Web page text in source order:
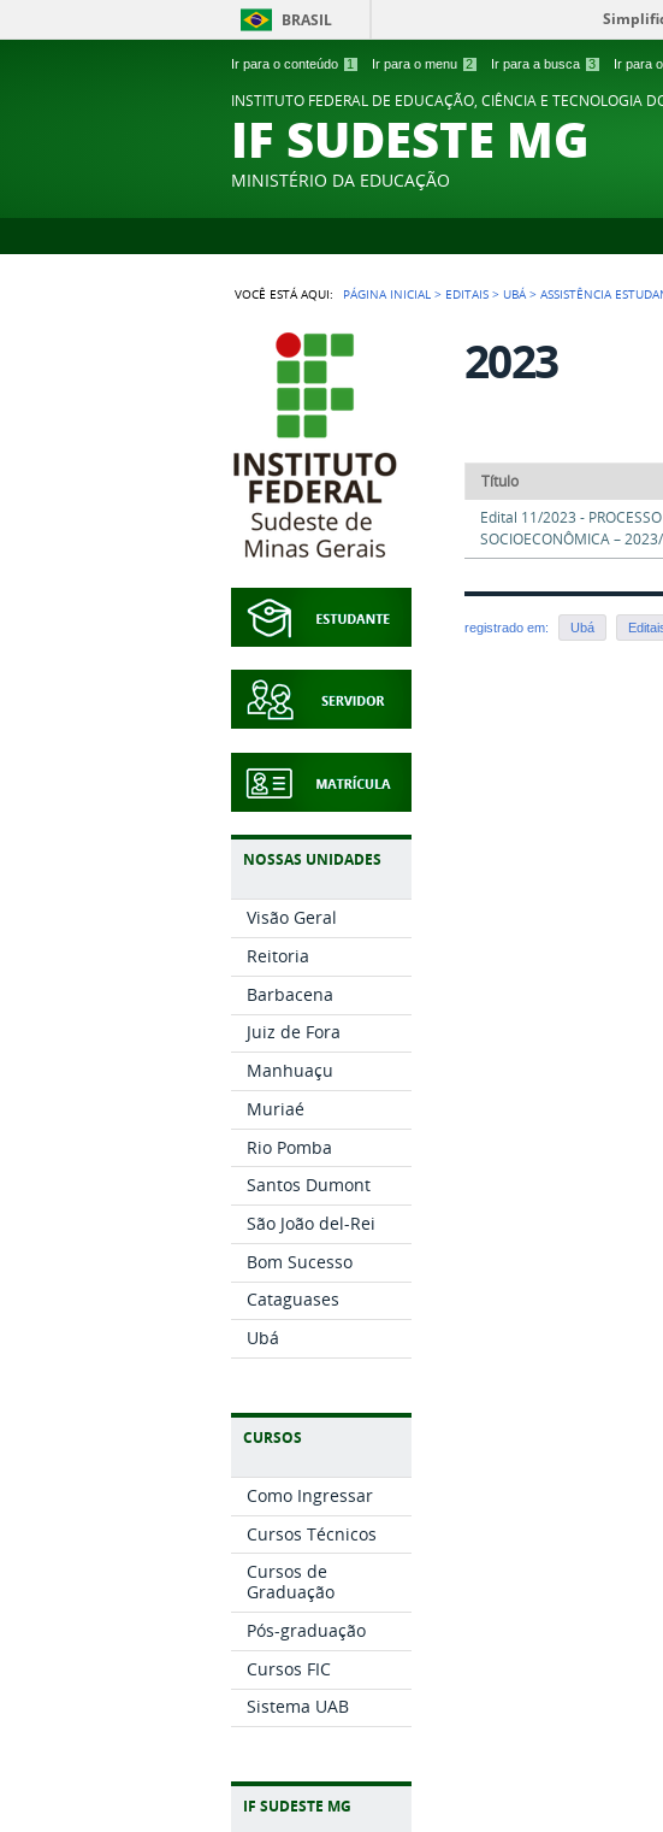
Ir para o conteúdo 1 Ir para o menu 2 Ir para a busca 3 Ir para
BRASIL
INSTITUTO FEDERAL DE EDUCAÇÃO, CIÊNCIA E TECNOLOGIA
IF SUDESTE MG
MINISTÉRIO DA EDUCAÇÃO
VOCÊ ESTÁ AQUI: PÁGINA INICIAL > EDITAIS > UBÁ >ASSISTÊNCIA
NOSSAS UNIDADES
Visão Geral
Reitoria
Barbacena
Juiz de Fora
Manhuaçu
Muriaé
Rio Pomba
Santos Dumont
São João del-Rei
Bom Sucesso
Cataguases
Ubá
CURSOS
Como Ingressar
Cursos Técnicos
Cursos de
Graduação
Pós-graduação
Cursos FIC
Sistema UAB
IF SUDESTE MG
2023
Título
Edital 11/2023 -
SOCIOECONÔMICA –
registrado em: Ubá